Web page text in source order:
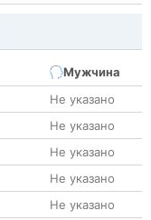
Мужчина
Не указано
Не указано
Не указано
Не указано
Не указано